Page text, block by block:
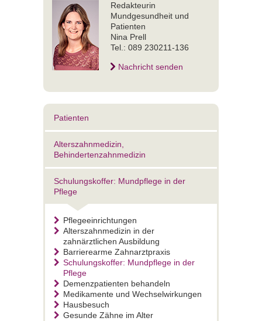
Redakteurin
Mundgesundheit und
Patienten
Nina Prell
Tel.: 089 230211-136
Nachricht senden
Patienten
Alterszahnmedizin,
Behindertenzahnmedizin
Schulungskoffer: Mundpflege in der
Pflege
Pflegeeinrichtungen
Alterszahnmedizin in der
zahnärztlichen Ausbildung
Barrierearme Zahnarztpraxis
Schulungskoffer: Mundpflege in der
Pflege
Demenzpatienten behandeln
Medikamente und Wechselwirkungen
Hausbesuch
Gesunde Zähne im Alter